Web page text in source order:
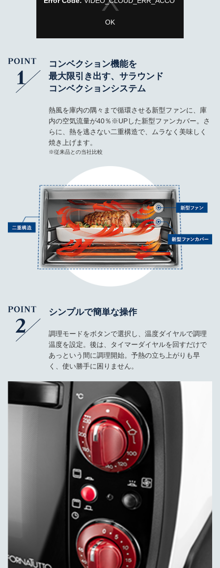
UNT_NOT_FOUND
2026-08-10:d5dd872d3f2e3f0a225a0591
OK
l
o
g
コンベクション機能を
最大限引き出す、サラウンド
コンベクションシステム
熱風を庫内の隅々まで循環させる新型ファンに、庫
内の空気流量が40％※UPした新型ファンカバー。さ
らに、熱を逃さない二重構造で、ムラなく美味しく
焼き上げます。
※従来品との当社比較
シンプルで簡単な操作
調理モードをボタンで選択し、温度ダイヤルで調理
温度を設定。後は、タイマーダイヤルを回すだけで
あっという間に調理開始。予熱の立ち上がりも早
く、使い勝手に困りません。